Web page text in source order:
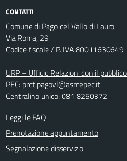
CONTATTI
Comune di Pago del Vallo di Lauro
Via Roma, 29
Codice fiscale / P. IVA:80011630649
URP – Ufficio Relazioni con il pubblico
PEC: prot.pagovl@asmepec.it
Centralino unico: 081 8250372
Leggi le FAQ
Prenotazione appuntamento
Segnalazione disservizio